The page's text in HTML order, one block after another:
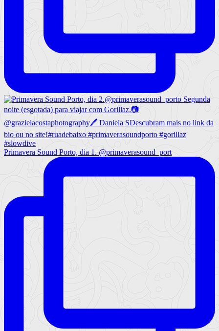
Primavera Sound Porto, dia 1. @primaverasound_port